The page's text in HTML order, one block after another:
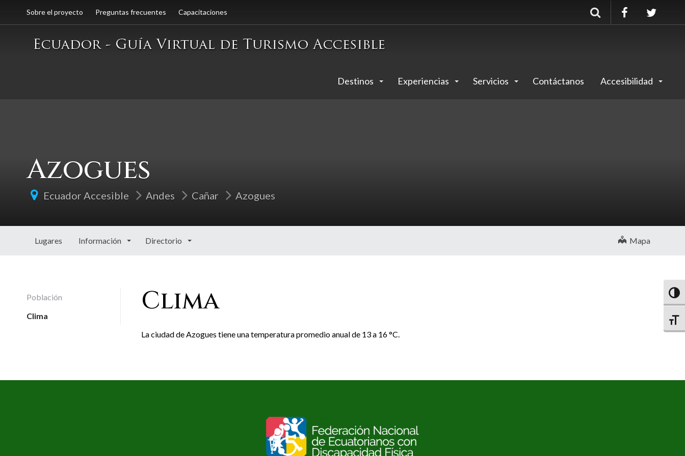
Sobre el proyecto Preguntas frecuentes Capacitaciones
Destinos Experiencias Servicios Contáctanos Accesibilidad
Azogues
Ecuador Accesible Andes Cañar Azogues
Lugares Información Directorio Mapa
Población
Clima
Clima
La ciudad de Azogues tiene una temperatura promedio anual de 13 a 16 °C.